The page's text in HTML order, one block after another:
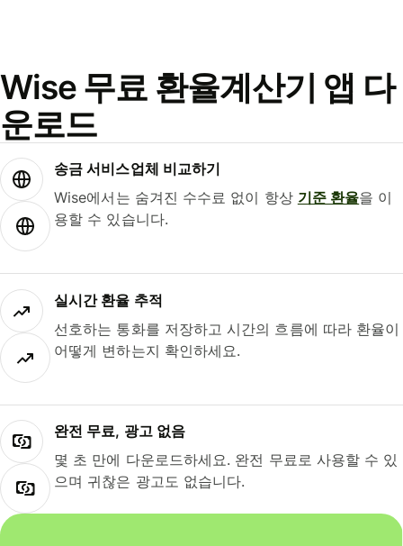
Wise 무료 환율계산기 앱 다
운로드
송금 서비스업체 비교하기
Wise에서는 숨겨진 수수료 없이 항상 기준 환율을 이
용할 수 있습니다.
실시간 환율 추적
선호하는 통화를 저장하고 시간의 흐름에 따라 환율이
어떻게 변하는지 확인하세요.
완전 무료, 광고 없음
몇 초 만에 다운로드하세요. 완전 무료로 사용할 수 있
으며 귀찮은 광고도 없습니다.